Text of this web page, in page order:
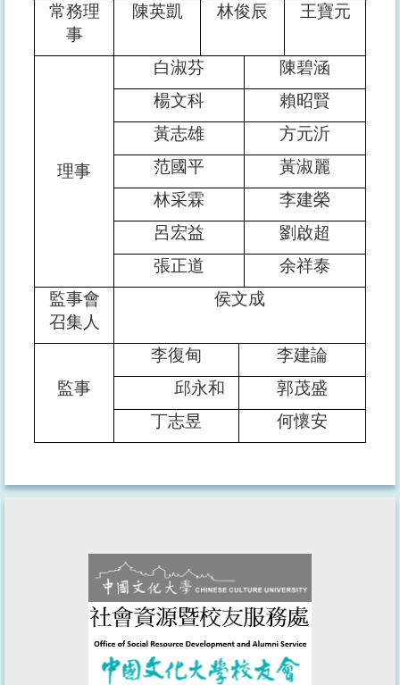
常務理
事
陳英凱 林俊辰 王寶元
理事
白淑芬
陳碧涵
楊文科
賴昭賢
黃志雄
方元沂
范國平
黃淑麗
林采霖
李建榮
呂宏益
劉啟超
張正道
余祥泰
監事會
召集人
侯文成
監事
李復甸
李建論
邱永和
郭茂盛
丁志昱
何懷安